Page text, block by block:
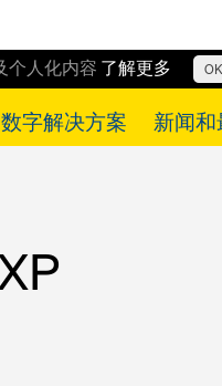
个人化内容 了解更多 OK
数字解决方案 新闻